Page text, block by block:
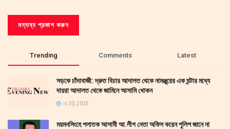
Trending Comments Latest
সড়কে চাঁদাবাজী: দ্রুত বিচার আদালত থেকে নামঞ্জুরের এক ঘন্টার মধ্যে
দায়রা আদালত থেকে জামিনে আসামি খোকন
মে 30, 2025
ময়মনসিংহে পলাতক আসামী আ.লীগ নেতা অফিস করেন পুলিশ জানে না